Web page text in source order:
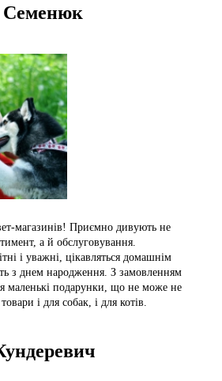
Семенюк
магазинів! Приємно дивують не
а й обслуговування.
і уважні, цікавляться домашнім
з днем народження. З замовленням
маленькі подарунки, що не може не
і для собак, і для котів.